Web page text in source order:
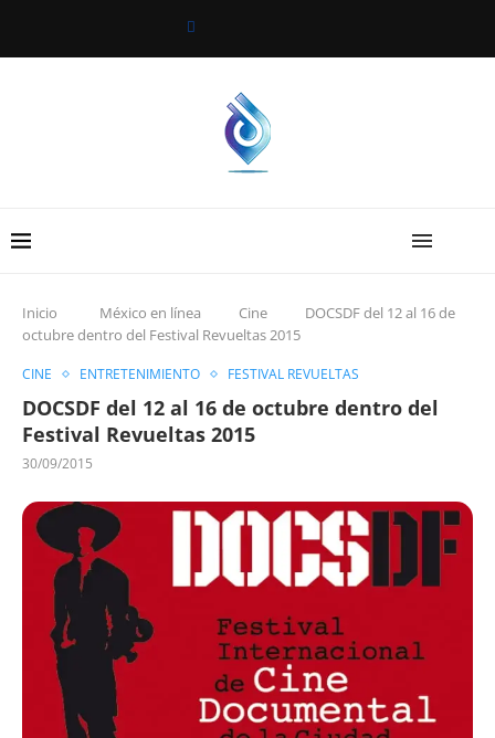
Inicio México en línea Cine
DOCSDF del 12 al 16 de
octubre dentro del Festival Revueltas 2015
CINE ENTRETENIMIENTO FESTIVAL REVUELTAS
DOCSDF del 12 al 16 de octubre dentro del
Festival Revueltas 2015
30/09/2015